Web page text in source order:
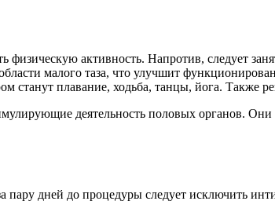
физическую активность. Напротив, следует
малого таза, что улучшит
плавание, ходьба, танцы, йога. Также
деятельность половых органов. Они
пару дней до процедуры следует исключить